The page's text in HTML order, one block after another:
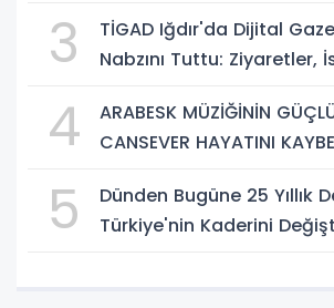
3
TİGAD Iğdır'da Dijital
Nabzını Tuttu: Ziyaretler,
4
ARABESK MÜZİĞİNİN
CANSEVER HAYATINI
5
Dünden Bugüne 25 Yıllık
Türkiye'nin Kaderini